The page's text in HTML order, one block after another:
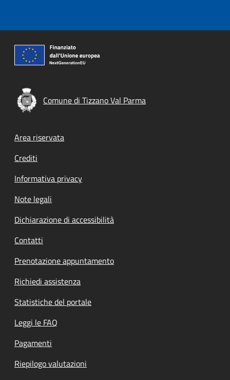
Comune di Tizzano Val Parma
Footer menu
Area riservata
Crediti
Informativa privacy
Note legali
Dichiarazione di accessibilità
Contatti
Prenotazione appuntamento
Richiedi assistenza
Statistiche del portale
Leggi le FAQ
Pagamenti
Riepilogo valutazioni